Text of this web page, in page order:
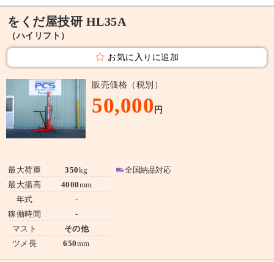
をくだ屋技研 HL35A
（ハイリフト）
お気に入りに追加
販売価格（税別）
50,000 円
最大荷重
最大揚高
年式
稼働時間
マスト
ツメ長
350kg
4000mm
-
-
その他
650mm
全国納品対応